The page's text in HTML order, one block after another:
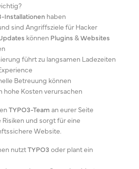
Installationen haben
sind Angriffsziele für Hacker
können Plugins &Websites
führt zu langsamen Ladezeiten
Betreuung können
hohe Kosten verursachen
TYPO3-Team an eurer Seite
und sorgt für eine
Website.
nutztTYPO3 oder plant ein